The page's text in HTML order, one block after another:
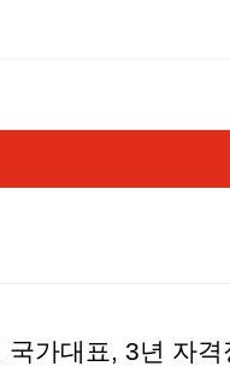
가대표, 3년 자격